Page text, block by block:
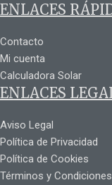
ENLACES
Contacto
Mi cuenta
Calculadora Solar
ENLACES
Aviso Legal
Política de Privacidad
Política de Cookies
Términos y Condiciones